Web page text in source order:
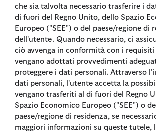
che sia talvolta necessario trasferire i
di fuori del Regno Unito, dello Spazio
Europeo ("SEE") o del paese/regione di
dell'utente. Quando necessario, ci
ciò avvenga in conformità con i requisiti
vengano adottati provvedimenti
proteggere i dati personali. Attraverso
dati personali, l'utente accetta la
vengano trasferiti al di fuori del Regno
Spazio Economico Europeo ("SEE") o
paese/regione di residenza, se
maggiori informazioni su queste tutele,